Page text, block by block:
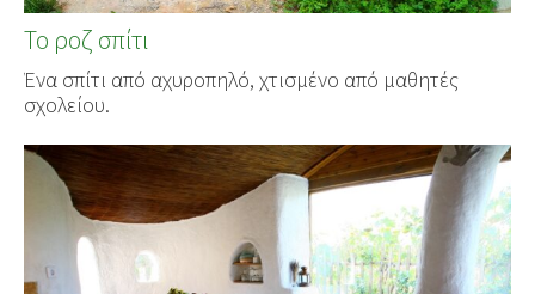
Το ροζ σπίτι
Ένα σπίτι από αχυροπηλό, χτισμένο από μαθητές
σχολείου.